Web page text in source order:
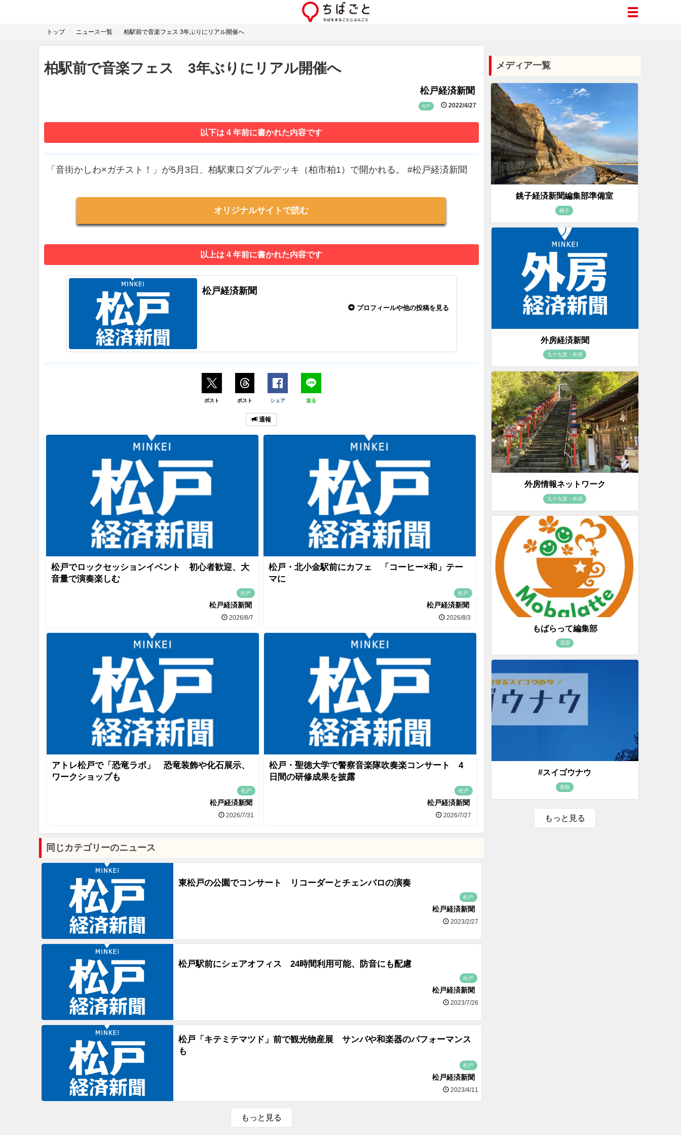
トップ ニュース一覧 柏駅前で音楽フェス 3年ぶりにリアル開催へ
柏駅前で音楽フェス 3年ぶりにリアル開催へ
松戸経済新聞
松戸 2022/4/27
以下は 4 年前に書かれた内容です
「音街かしわ×ガチスト！」が5月3日、柏駅東口ダブルデッキ（柏市柏1）で開かれる。 #松戸経済新聞
オリジナルサイトで読む
以上は 4 年前に書かれた内容です
松戸経済新聞
プロフィールや他の投稿を見る
ポスト ポスト シェア 送る
通報
松戸でロックセッションイベント 初心者歓迎、大
音量で演奏楽しむ
松戸
松戸経済新聞
2026/8/7
松戸・北小金駅前にカフェ 「コーヒー×和」テー
マに
松戸
松戸経済新聞
2026/8/3
アトレ松戸で「恐竜ラボ」 恐竜装飾や化石展示、
ワークショップも
松戸
松戸経済新聞
2026/7/31
松戸・聖徳大学で警察音楽隊吹奏楽コンサート 4
日間の研修成果を披露
松戸
松戸経済新聞
2026/7/27
同じカテゴリーのニュース
東松戸の公園でコンサート リコーダーとチェンバロの演奏
松戸
松戸経済新聞
2023/2/27
松戸駅前にシェアオフィス 24時間利用可能、防音にも配慮
松戸
松戸経済新聞
2023/7/26
松戸「キテミテマツド」前で観光物産展 サンバや和楽器のパフォーマンス
も
松戸
松戸経済新聞
2023/4/11
もっと見る
メディア一覧
銚子経済新聞編集部準備室
銚子
外房経済新聞
九十九里・外房
外房情報ネットワーク
九十九里・外房
もばらって編集部
茂原
#スイゴウナウ
香取
もっと見る